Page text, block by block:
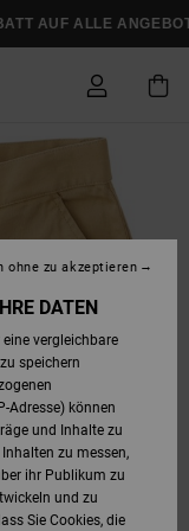
AUF ALLE ANGEBOTE
Schuhe
Sale
Accessoires
SALE SNOW
T-Shirts
Jacken &
Schuhe
Sale Schuhe
Sale
Sale
Sale Snow
Jacken &
Hoodies &
Court Graffik
Lynx
Pure
Net
Alle ansehen
Astrix
DC Command
Manteca
Construct
Ascend
Neue
Sneakers
Sandalen
Winterschuhe
Snowboard
Neue
Sweatshirts
T-shirts
Hemden
Jeans
Jacken &
Caps & Hüte
Mützen
Taschen &
Chelsea
Court Graffik
Alle ansehen
Pixie
DC Command
Manteca
Best Sellers
Neue
Sneakers
Skate
Sandalen
Snowboard
Unisex
Schneejacken
Alle ansehen
Court Graffik
Stag
Neue
Babyschuhe
Sneakers
Alle ansehen
Neue
T-Shirts
Sweatshirts &
Hemden
Hüte & Caps
Mützen
Taschen
Alle ansehen
Skaterschuhe
Alle ansehen
Team
Schneejacken
Snowboard
Winterschuhe
Polarfleece &
Softshells
Snowboard
Schneejacken
Alle ansehen
Snowboard
Mützen
Alle ansehen
DATEN
vergleichbare
speichern
Adresse) können
und Inhalte zu
zu messen,
ihr Publikum zu
und zu
Sie Cookies, die
ohne zu akzeptieren